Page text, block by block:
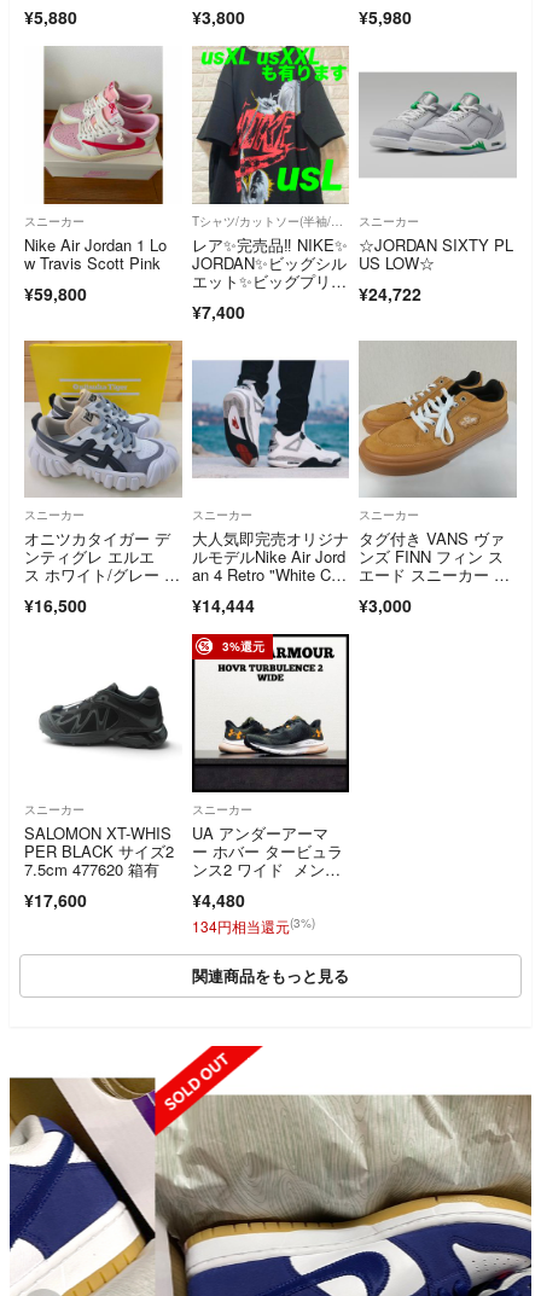
¥5,880 ¥3,800 ¥5,980
スニーカー
Nike Air Jordan 1 Lo
w Travis Scott Pink
¥59,800
Tシャツ/カットソー(半袖/袖なし)
レア✨完売品‼️ NIKE✨
JORDAN✨ビッグシル
エット✨ビッグプリン
¥7,400
スニーカー
☆JORDAN SIXTY PL
US LOW☆
¥24,722
スニーカー
オニツカタイガー デ
ンティグレ エルエ
ス ホワイト/グレー 2
¥16,500
スニーカー
大人気即完売オリジナ
ルモデルNike Air Jord
an 4 Retro "White Ce
ジョーダン
¥14,444
スニーカー
タグ付き VANS ヴァ
ンズ FINN フィン ス
エード スニーカー 28
¥3,000
スニーカー
SALOMON XT-WHIS
PER BLACK サイズ2
7.5cm 477620 箱有
¥17,600
3%還元
スニーカー
UA アンダーアーマ
ー ホバー タービュラ
ンス2 ワイド メン
¥4,480
134円相当還元(3%)
関連商品をもっと見る
SOLD OUT